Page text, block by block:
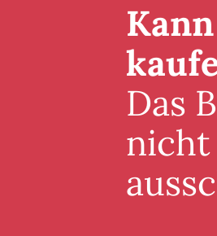
Das
nicht